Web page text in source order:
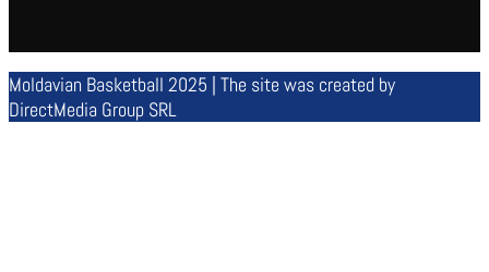
Moldavian Basketball 2025 | The site was created by
DirectMedia Group SRL